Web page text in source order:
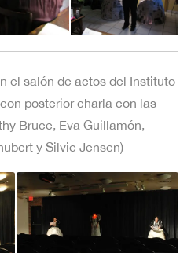
el salón de actos del Instituto
posterior charla con las
Bruce, Eva Guillamón,
y Silvie Jensen)